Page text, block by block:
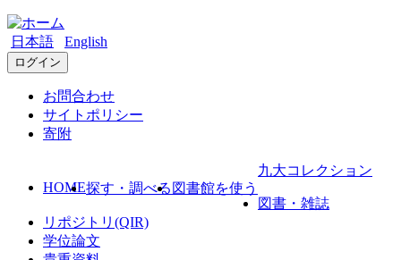
日本語 English
ログイン
お問合わせ
サイトポリシー
寄附
HOME探す・調べる 図書館を使う
九大コレクション
図書・雑誌
リポジトリ(QIR)
学位論文